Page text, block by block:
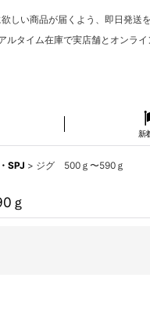
しい商品が届くよう、即日発送
ルタイム在庫で実店舗とオンラ
新
SPJ > ジグ 500ｇ〜590ｇ
ｇ